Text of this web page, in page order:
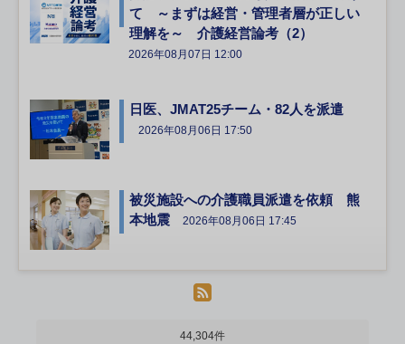
て ～まずは経営・管理者層が正しい
理解を～ 介護経営論考（2）
2026年08月07日 12:00
日医、JMAT25チーム・82人を派遣
2026年08月06日 17:50
被災施設への介護職員派遣を依頼 熊
本地震
2026年08月06日 17:45
44,304件